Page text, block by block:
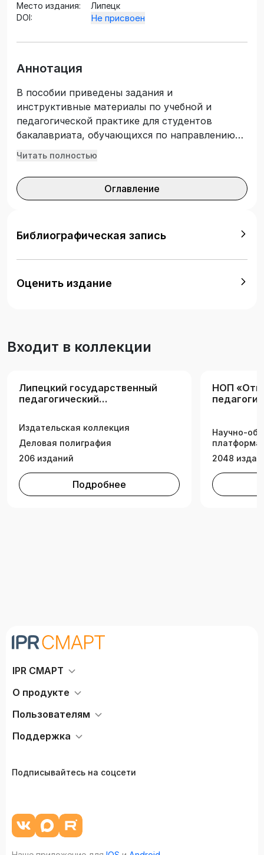
Место издания:
Липецк
DOI:
Не присвоен
Аннотация
В пособии приведены задания и
инструктивные материалы по учебной и
педагогической практике для студентов
бакалавриата, обучающихся по направлению
44.03.05 «Педагогическое образование»
Читать полностью
Оглавление
Библиографическая запись
Оценить издание
Входит в коллекции
Липецкий государственный
педагогический
Семёнова-Тян-Шанского
Издательская коллекция
Деловая полиграфия
206 изданий
Подробнее
НОП
Научно-
платформа
2048
IPR СМАРТ
О продукте
Пользователям
Поддержка
Подписывайтесь на соцсети